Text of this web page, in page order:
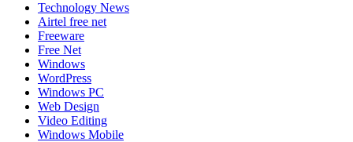
Technology News
Airtel free net
Freeware
Free Net
Windows
WordPress
Windows PC
Web Design
Video Editing
Windows Mobile